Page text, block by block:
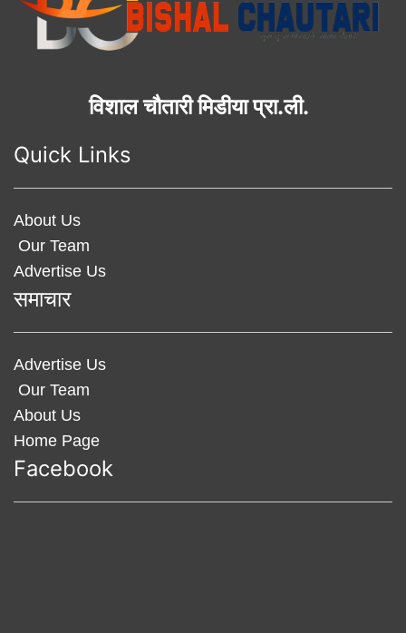
विशाल चौतारी मिडीया प्रा.ली.
Quick Links
About Us
Our Team
Advertise Us
समाचार
Advertise Us
Our Team
About Us
Home Page
Facebook